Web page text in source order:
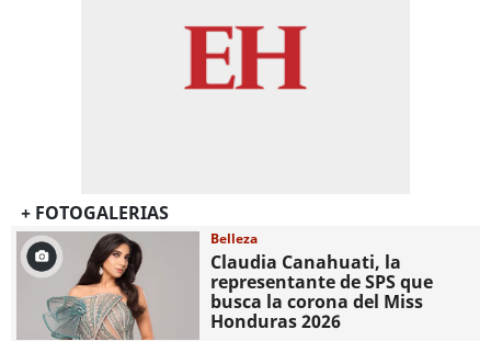
+ FOTOGALERIAS
Belleza
Claudia Canahuati, la
representante de SPS que
busca la corona del Miss
Honduras 2026